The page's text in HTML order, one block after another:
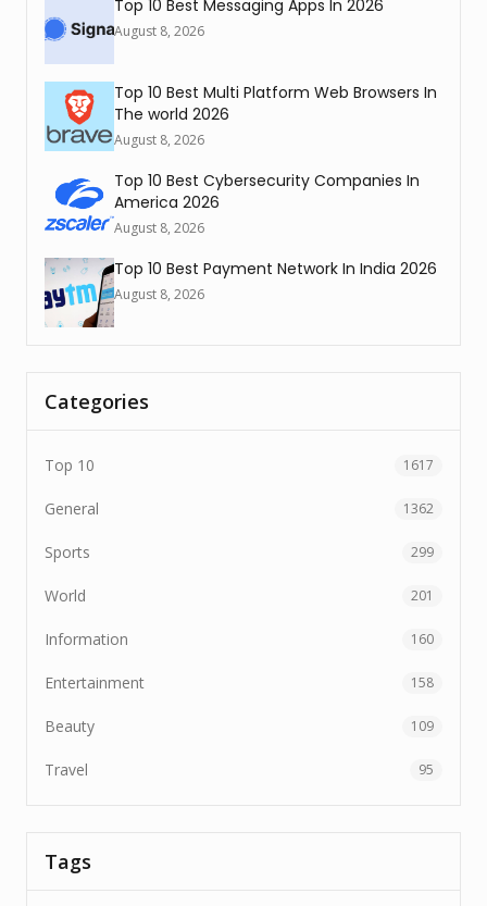
Top 10 Best Messaging Apps In 2026
August 8, 2026
Top 10 Best Multi Platform Web Browsers In
The world 2026
August 8, 2026
Top 10 Best Cybersecurity Companies In
America 2026
August 8, 2026
Top 10 Best Payment Network In India 2026
August 8, 2026
Categories
Top 10 1617
General 1362
Sports 299
World 201
Information 160
Entertainment 158
Beauty 109
Travel 95
Tags